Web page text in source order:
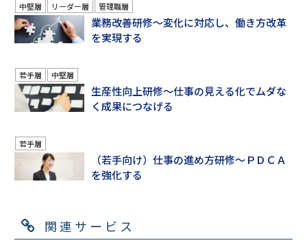
中堅層 リーダー層 管理職層
業務改善研修～変化に対応し、働き方改革
を実現する
若手層 中堅層
生産性向上研修～仕事の見える化でムダな
く成果につなげる
若手層
（若手向け）仕事の進め方研修～ＰＤＣＡ
を強化する
関連サービス